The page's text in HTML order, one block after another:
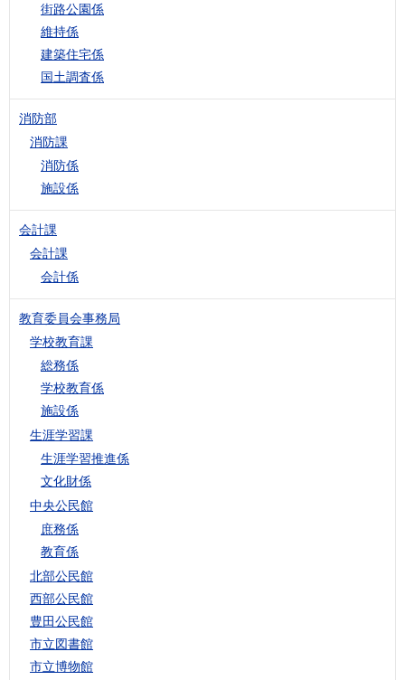
街路公園係
維持係
建築住宅係
国土調査係
消防部
消防課
消防係
施設係
会計課
会計課
会計係
教育委員会事務局
学校教育課
総務係
学校教育係
施設係
生涯学習課
生涯学習推進係
文化財係
中央公民館
庶務係
教育係
北部公民館
西部公民館
豊田公民館
市立図書館
市立博物館